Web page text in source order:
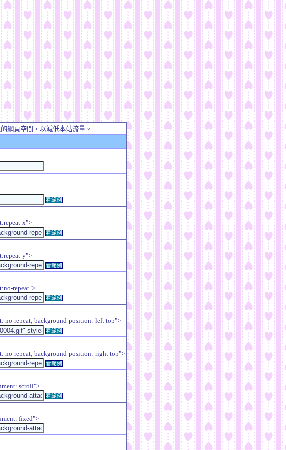
網頁空間，以減低本站流量。
看範例
x">
看範例
y">
看範例
repeat">
看範例
no-repeat; background-position: left top">
看範例
no-repeat; background-position: right top">
看範例
scroll">
看範例
fixed">